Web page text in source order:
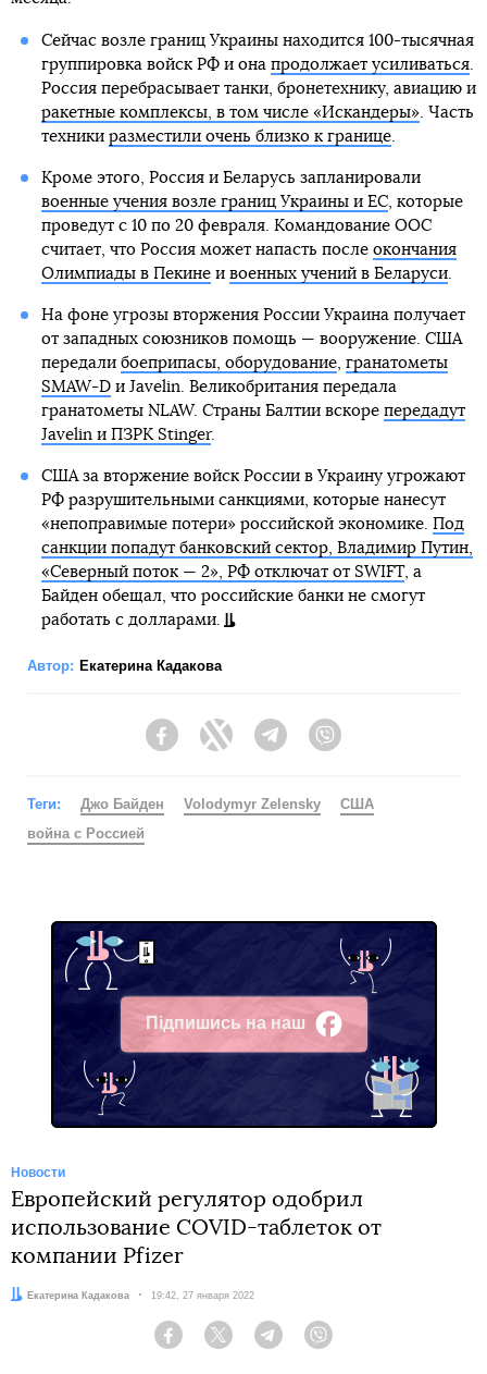
Сейчас возле границ Украины находится 100-тысячная
группировка войск РФ и она продолжает усиливаться.
Россия перебрасывает танки, бронетехнику, авиацию и
ракетные комплексы, в том числе «Искандеры». Часть
техники разместили очень близко к границе.
Кроме этого, Россия и Беларусь запланировали
военные учения возле границ Украины и ЕС, которые
проведут с 10 по 20 февраля. Командование ООС
считает, что Россия может напасть после окончания
Олимпиады в Пекинеи военных учений в Беларуси.
На фоне угрозы вторжения России Украина получает
от западных союзников помощь — вооружение. США
передали боеприпасы, оборудование, гранатометы
SMAW-Dи Javelin. Великобритания передала
гранатометы NLAW. Страны Балтии вскоре передадут
Javelin и ПЗРК Stinger.
США за вторжение войск России в Украину угрожают
РФ разрушительными санкциями, которые нанесут
«непоправимые потери» российской экономике. Под
санкции попадут банковский сектор, Владимир Путин,
«Северный поток — 2», РФ отключат от SWIFT, а
Байден обещал, что российские банки не смогут
работать с долларами.
Автор: Екатерина Кадакова
FacebookTwitter Telegram
Теги: Джо Байден Volodymyr Zelensky
США
война с Россией
Підпишись на наш
Facebook
Новости
Европейский регулятор одобрил
использование COVID-таблеток от
компании Pfizer
Автор:Екатерина Кадакова Дата:
19:42, 27 января 2022
Facebook Twitter Telegram